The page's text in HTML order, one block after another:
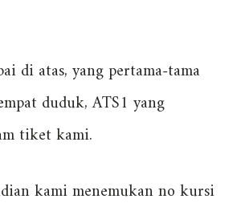
di atas, yang pertama-tama
duduk, ATS1 yang
tiket kami.
kami menemukan no kursi